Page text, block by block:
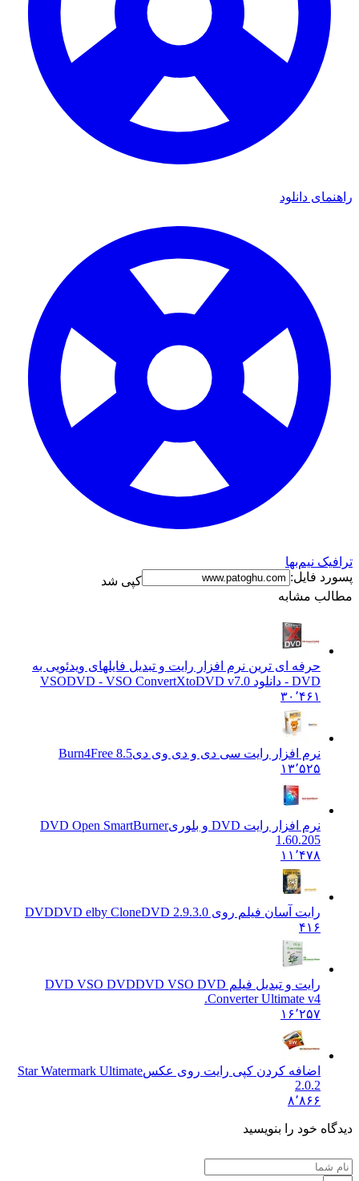
دانلود
نیم‌بها
فایل:
کپی شد
مشابه
حرفه ای ترین نرم افزار رایت و تبدیل فایلهای ویدئویی به
DVD - VSO ConvertXtoDVD v7.0
۳۰٬۴۶۱
نرم افزار رایت سی دی و دی وی دیBurn4Free 8.5
۱۳٬۵۲۵
نرم افزار رایت DVD و بلوری
DVD Open SmartBurner
1.60.205
۱۱٬۴۷۸
رایت آسان فیلم روی DVD DVD elby CloneDVD 2.9.3.0
رایت و تبدیل فیلم DVD VSO DVD DVD VSO DVD
Converter Ultimate v4.
۱۶٬۲۵۷
اضافه کردن کپی رایت روی عکسStar Watermark Ultimate
۸٬۸۶۶
خود را بنویسید